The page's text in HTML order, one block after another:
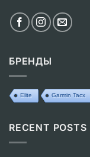
БРЕНДЫ
Elite Garmin Tacx
RECENT POSTS